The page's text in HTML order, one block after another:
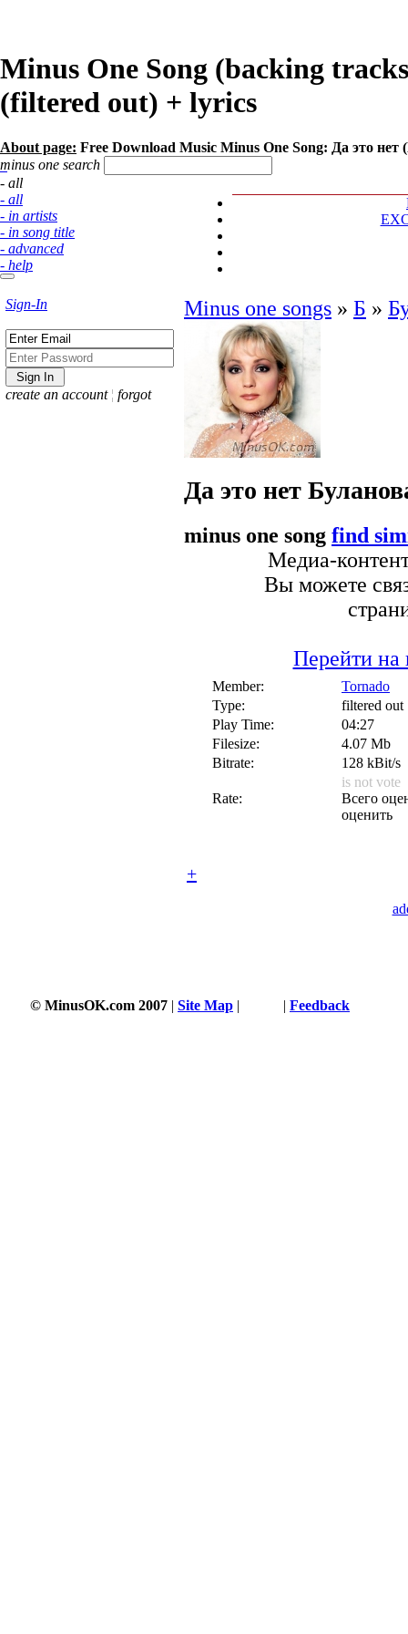
Minus One Song (backing
(filtered out) + lyrics
About page: Free Download Music Minus One Song: Да это нет
minus one search
- all
- all
- in artists
- in song title
- advanced
- help
Sign-In
create an account ¦ forgot
Minus one songs » Б »
Да это нет
minus one song find
Медиа-
Вы можете
Перейти на
Member:
Tornado
Type:
filtered out
Play Time:
04:27
Filesize:
4.07 Mb
Bitrate:
128 kBit/s
Rate:
is not vote
Всего
оценить
+
© MinusOK.com 2007 | Site Map | | Feedback